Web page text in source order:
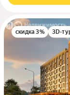
скидка 3% 3D-